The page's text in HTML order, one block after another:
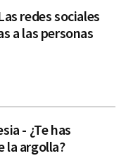
redes sociales
a las personas
- ¿Te has
la argolla?